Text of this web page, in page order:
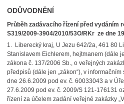
ODŮVODNĚNÍ
Průběh zadávacího řízení před vydáním
S319/2009-3904/2010/53O/RKr ze dne
1. Liberecký kraj, U Jezu 642/2a, 461 80
Stanislavem Eichlerem, hejtmanem (dále
zákona č. 137/2006 Sb., o veřejných
předpisů (dále jen „zákon“), v
dne 26.6.2009 pod ev. č. 60033043 a v
27.6.2009 pod ev. č. 2009/S 121-176131
řízení za účelem zadání veřejné zakázky